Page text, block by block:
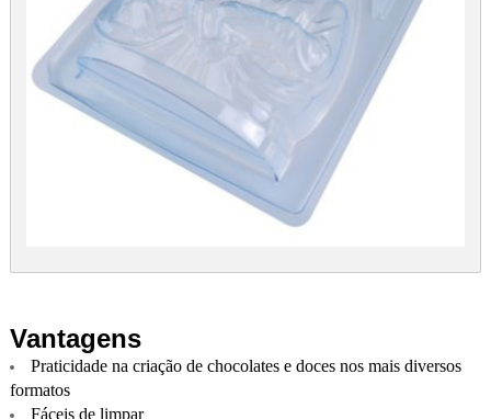
Vantagens
Praticidade na criação de chocolates e doces nos mais diversos
formatos
Fáceis de limpar